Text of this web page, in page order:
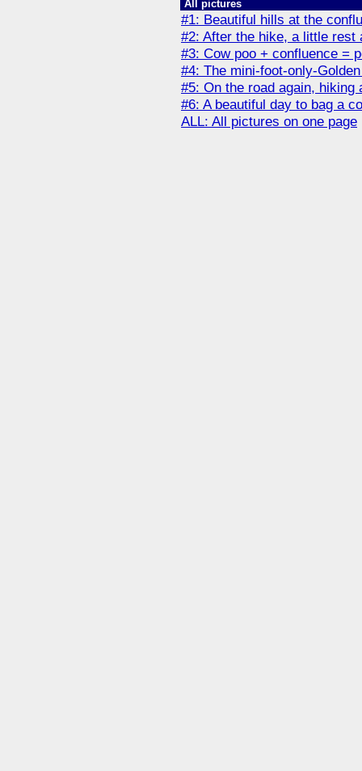
All pictures
#1: Beautiful hills at the
#2: After the hike, a little rest
#3: Cow poo + confluence =
#4: The mini-foot-only-
#5: On the road again,
#6: A beautiful day to bag a
ALL: All pictures on one page